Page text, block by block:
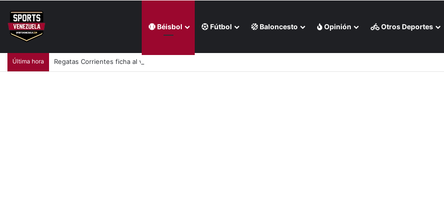
Béisbol Fútbol Baloncesto Opinión Otros Deportes
Última hora Regatas Corrientes ficha al venezolano Elián Centeno